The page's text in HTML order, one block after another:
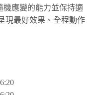
機應變的能力並保持適
現最好效果、全程動作